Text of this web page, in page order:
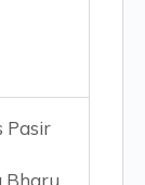
Pasir
Bharu,